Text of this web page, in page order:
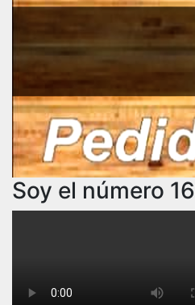
Soy el número 16